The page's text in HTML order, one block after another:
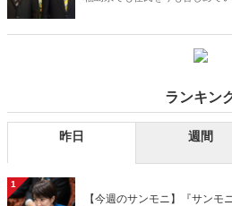
ランキン
昨日 週間
1
【今週のサンモニ】『サン